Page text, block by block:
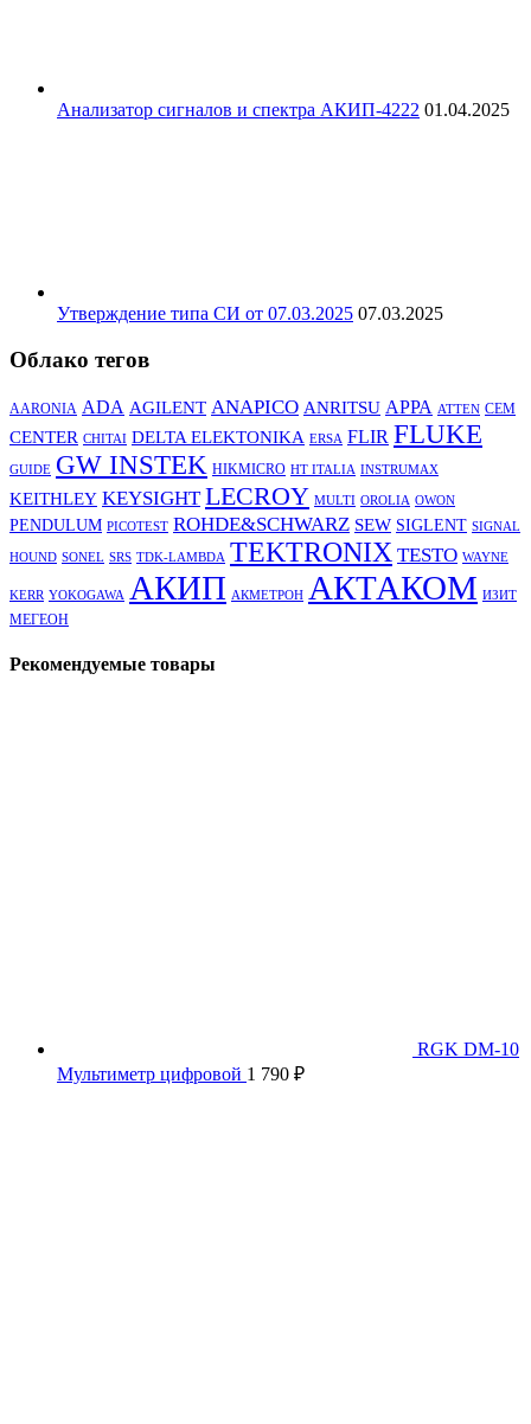
Анализатор сигналов и спектра АКИП-4222 01.04.2025
Утверждение типа СИ от 07.03.2025 07.03.2025
Облако тегов
AARONIA ADA AGILENT ANAPICO ANRITSU APPA ATTEN CEM
CENTER CHITAI DELTA ELEKTONIKA ERSA FLIR FLUKE
GUIDE GW INSTEK HIKMICRO HT ITALIA INSTRUMAX
KEITHLEY KEYSIGHT LECROY MULTI OROLIA OWON
PENDULUM PICOTEST ROHDE&SCHWARZ SEW SIGLENT SIGNAL
HOUND SONEL SRS TDK-LAMBDA TEKTRONIX TESTO WAYNE
KERR YOKOGAWA АКИП АКМЕТРОН АКТАКОМ ИЗИТ
МЕГЕОН
Рекомендуемые товары
RGK DM-10
Мультиметр цифровой 1 790 ₽